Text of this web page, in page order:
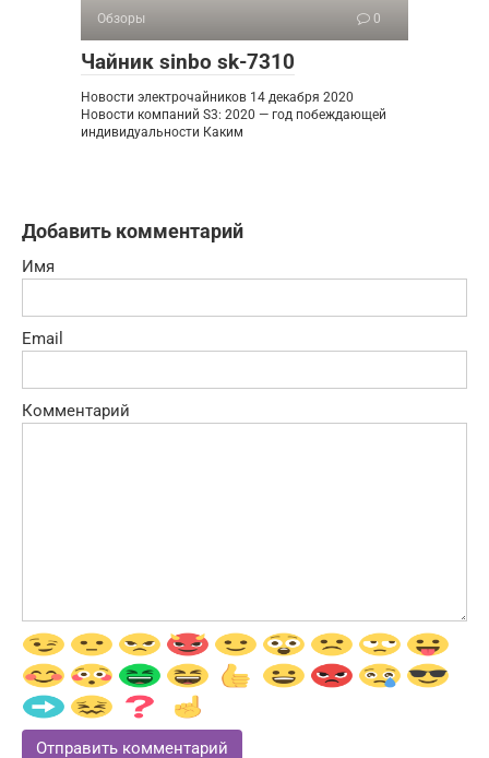
Обзоры 0
Чайник sinbo sk-7310
Новости электрочайников 14 декабря 2020
Новости компаний S3: 2020 — год побеждающей
индивидуальности Каким
Добавить комментарий
Имя
Email
Комментарий